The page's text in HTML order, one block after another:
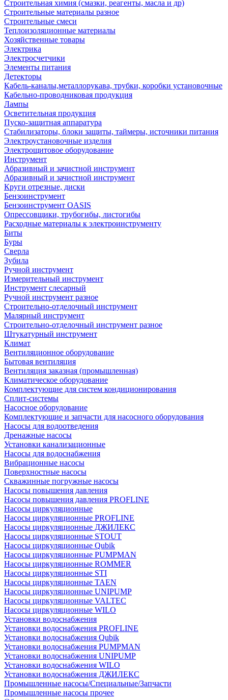
Строительная химия (смазки, реагенты, масла и др)
Строительные материалы разное
Строительные смеси
Теплоизоляционные материалы
Хозяйственные товары
Электрика
Электросчетчики
Элементы питания
Детекторы
Кабель-каналы,металлорукава, трубки, коробки установочные
Кабельно-проводниковая продукция
Лампы
Осветительная продукция
Пуско-защитная аппаратура
Стабилизаторы, блоки защиты, таймеры, источники питания
Электроустановочные изделия
Электрощитовое оборудование
Инструмент
Абразивный и зачистной инструмент
Абразивный и зачистной инструмент
Круги отрезные, диски
Бензоинструмент
Бензоинструмент OASIS
Опрессовщики, трубогибы, листогибы
Расходные материалы к электроинструменту
Биты
Буры
Сверла
Зубила
Ручной инструмент
Измерительный инструмент
Инструмент слесарный
Ручной инструмент разное
Строительно-отделочный инструмент
Малярный инструмент
Строительно-отделочный инструмент разное
Штукатурный инструмент
Климат
Вентиляционное оборудование
Бытовая вентиляция
Вентиляция заказная (промышленная)
Климатическое оборудование
Комплектующие для систем кондиционирования
Сплит-системы
Насосное оборудование
Комплектующие и запчасти для насосного оборудования
Насосы для водоотведения
Дренажные насосы
Установки канализационные
Насосы для водоснабжения
Вибрационные насосы
Поверхностные насосы
Скважинные погружные насосы
Насосы повышения давления
Насосы повышения давления PROFLINE
Насосы циркуляционные
Насосы циркуляционные PROFLINE
Насосы циркуляционные ДЖИЛЕКС
Насосы циркуляционные STOUT
Насосы циркуляционные Qubik
Насосы циркуляционные PUMPMAN
Насосы циркуляционные ROMMER
Насосы циркуляционные STI
Насосы циркуляционные TAEN
Насосы циркуляционные UNIPUMP
Насосы циркуляционные VALTEC
Насосы циркуляционные WILO
Установки водоснабжения
Установки водоснабжения PROFLINE
Установки водоснабжения Qubik
Установки водоснабжения PUMPMAN
Установки водоснабжения UNIPUMP
Установки водоснабжения WILO
Установки водоснабжения ДЖИЛЕКС
Промышленные насосы/Специальные/Запчасти
Промышленные насосы прочее